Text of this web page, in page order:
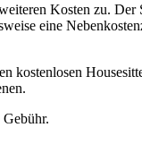
Kosten zu.
eine